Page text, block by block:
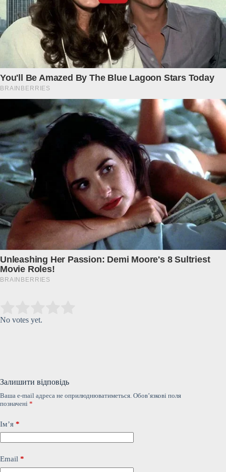
No votes yet.
Залишити відповідь
Ваша e-mail адреса не оприлюднюватиметься. Обов’язкові поля
позначені *
Ім’я *
Email *